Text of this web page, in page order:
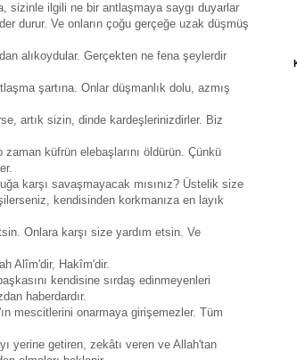
sizinle ilgili ne bir antlaşmaya saygı duyarlar
durur. Ve onların çoğu gerçeğe uzak düşmüş
alıkoydular. Gerçekten ne fena şeylerdir
şartına. Onlar düşmanlık dolu, azmış
artık sizin, dinde kardeşlerinizdirler. Biz
küfrün elebaşlarını öldürün. Çünkü
karşı savaşmayacak mısınız? Üstelik size
kendisinden korkmanıza en layık
Onlara karşı size yardım etsin. Ve
Alîm'dir, Hakîm'dir.
kendisine sırdaş edinmeyenleri
haberdardır.
mescitlerini onarmaya girişemezler. Tüm
yerine getiren, zekâtı veren ve Allah'tan